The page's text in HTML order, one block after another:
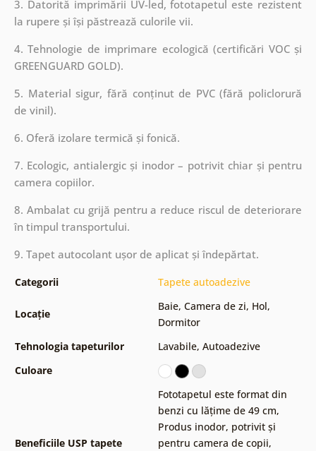
3. Datorită imprimării UV-led, fototapetul este rezistent
la rupere și își păstrează culorile vii.
4. Tehnologie de imprimare ecologică (certificări VOC și
GREENGUARD GOLD).
5. Material sigur, fără conținut de PVC (fără policlorură
de vinil).
6. Oferă izolare termică și fonică.
7. Ecologic, antialergic și inodor – potrivit chiar și pentru
camera copiilor.
8. Ambalat cu grijă pentru a reduce riscul de deteriorare
în timpul transportului.
9. Tapet autocolant ușor de aplicat și îndepărtat.
Categorii Tapete autoadezive
Locație
Baie, Camera de zi, Hol,
Dormitor
Tehnologia tapeturilor
Lavabile, Autoadezive
Culoare
Beneficiile USP tapete
Fototapetul este format din
benzi cu lățime de 49 cm,
Produs inodor, potrivit și
pentru camera de copii,